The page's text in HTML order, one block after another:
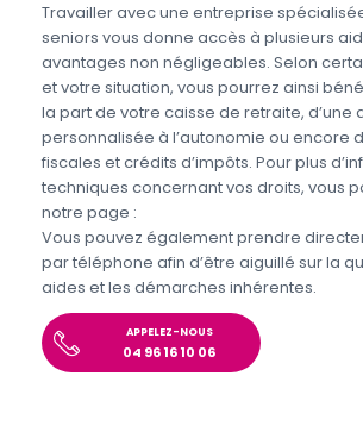
Travailler avec une entreprise
seniors vous donne accès à plusieurs
avantages non négligeables. Selon
et votre situation, vous pourrez ainsi
la part de votre caisse de retraite, d’une
personnalisée à l’autonomie ou encore
fiscales et crédits d’impôts. Pour plus
techniques concernant vos droits, vous
notre page :
Vous pouvez également prendre
par téléphone afin d’être aiguillé sur la
aides et les démarches inhérentes.
APPELEZ-NOUS
04 96 16 10 06